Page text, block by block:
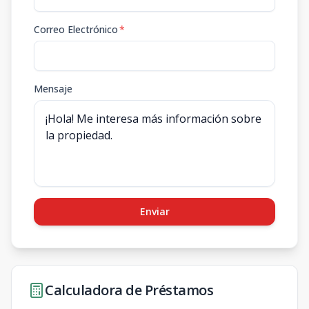
Correo Electrónico*
Mensaje
Enviar
Calculadora de Préstamos